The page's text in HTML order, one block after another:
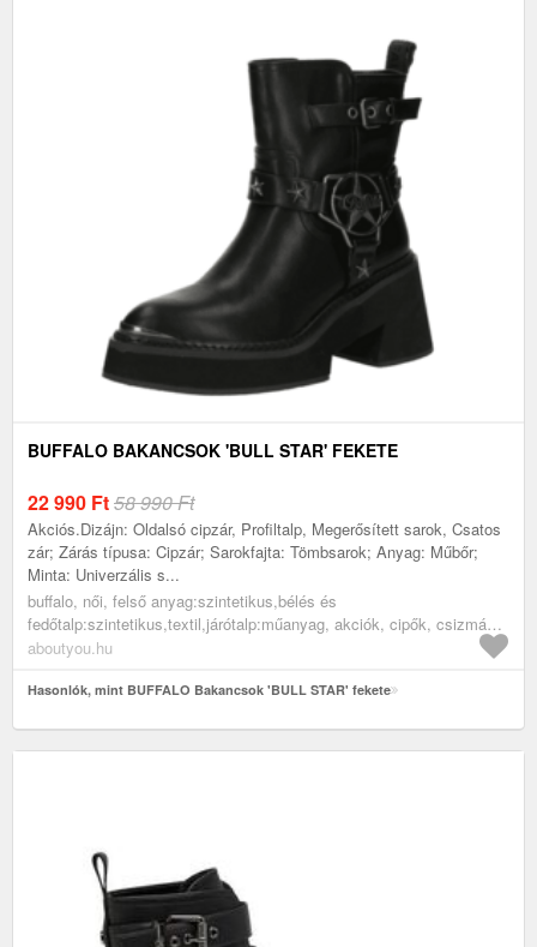
BUFFALO BAKANCSOK 'BULL STAR' FEKETE
22 990 Ft58 990 Ft
Akciós.Dizájn: Oldalsó cipzár, Profiltalp, Megerősített sarok, Csatos
zár; Zárás típusa: Cipzár; Sarokfajta: Tömbsarok; Anyag: Műbőr;
Minta: Univerzális s...
buffalo, női, felső anyag:szintetikus,bélés és
fedőtalp:szintetikus,textil,járótalp:műanyag, akciók, cipők, csizmák,
bakancsok, fekete
aboutyou.hu
Hasonlók, mint BUFFALO Bakancsok 'BULL STAR' fekete